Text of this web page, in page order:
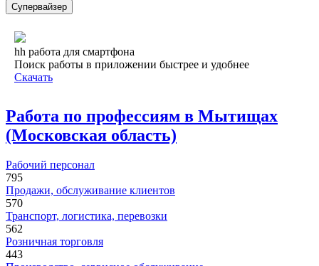
Супервайзер
hh работа для смартфона
Поиск работы в приложении быстрее и удобнее
Скачать
Работа по профессиям в Мытищах
(Московская область)
Рабочий персонал
795
Продажи, обслуживание клиентов
570
Транспорт, логистика, перевозки
562
Розничная торговля
443